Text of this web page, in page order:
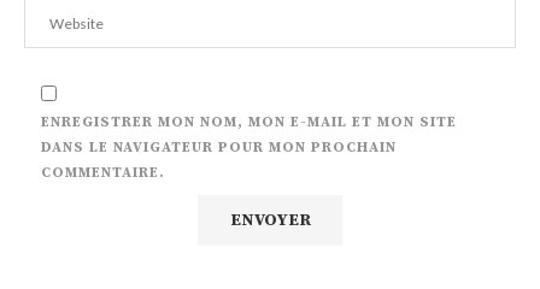
ENREGISTRER MON NOM, MON E-MAIL ET MON SITE
DANS LE NAVIGATEUR POUR MON PROCHAIN
COMMENTAIRE.